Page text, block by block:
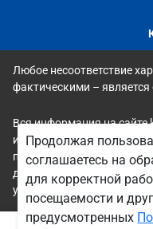
Любое несоответствие
фактическими – является
Вся информация на сайте
исключительно
при каких условиях не
дополнительную
указанным на сайте.
Продолжая
соглашаетесь на
для корректной
посещаемости и
предусмотренных